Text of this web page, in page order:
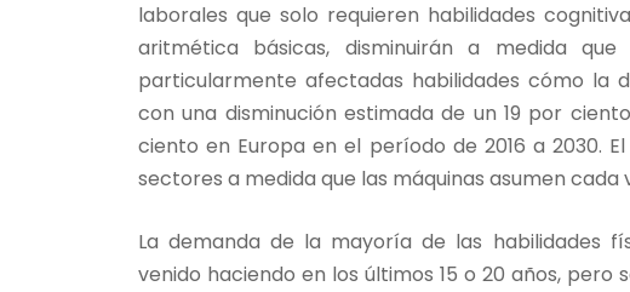
laborales que solo requieren habilidades
aritmética básicas, disminuirán a medida
particularmente afectadas habilidades cómo la
con una disminución estimada de un 19 por
ciento en Europa en el período de 2016 a 2030.
sectores a medida que las máquinas asumen cada
La demanda de la mayoría de las habilidades
venido haciendo en los últimos 15 o 20 años,